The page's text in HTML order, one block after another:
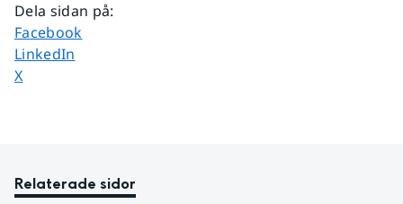
Dela sidan på:
Dela sidan på
Facebook
Dela sidan på
LinkedIn
Dela sidan på
X
Relaterade sidor